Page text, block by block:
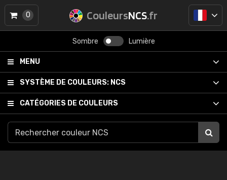
CouleursNCS.fr
Sombre Lumière
MENU
SYSTÈME DE COULEURS: NCS
CATÉGORIES DE COULEURS
0